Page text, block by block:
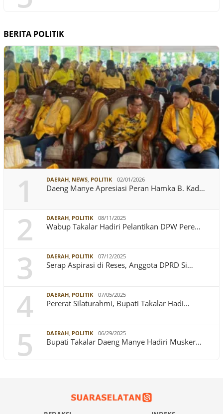
BERITA POLITIK
1 DAERAH, NEWS, POLITIK 02/01/2026
Daeng Manye Apresiasi Peran Hamka B. Kad…
2 DAERAH, POLITIK 08/11/2025
Wabup Takalar Hadiri Pelantikan DPW Pere…
3 DAERAH, POLITIK 07/12/2025
Serap Aspirasi di Reses, Anggota DPRD Si…
4 DAERAH, POLITIK 07/05/2025
Pererat Silaturahmi, Bupati Takalar Hadi…
5 DAERAH, POLITIK 06/29/2025
Bupati Takalar Daeng Manye Hadiri Musker…